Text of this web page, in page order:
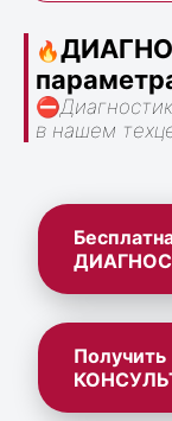
🔥
⛔
в нашем
Получить